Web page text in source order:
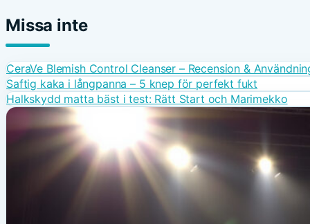
Missa inte
CeraVe Blemish Control Cleanser – Recension &
Saftig kaka i långpanna – 5 knep för perfekt fukt
Halkskydd matta bäst i test: Rätt Start och Marimekko